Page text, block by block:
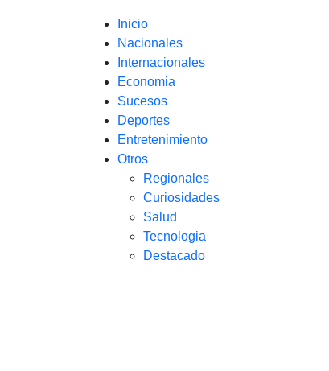
Inicio
Nacionales
Internacionales
Economia
Sucesos
Deportes
Entretenimiento
Otros
Regionales
Curiosidades
Salud
Tecnologia
Destacado